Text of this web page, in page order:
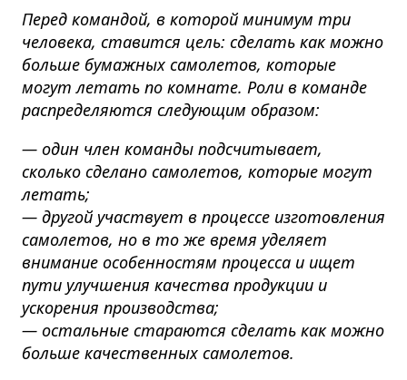
Перед командой, в которой минимум три
человека, ставится цель: сделать как можно
больше бумажных самолетов, которые
могут летать по комнате. Роли в команде
распределяются следующим образом:
— один член команды подсчитывает,
сколько сделано самолетов, которые могут
летать;
— другой участвует в процессе изготовления
самолетов, но в то же время уделяет
внимание особенностям процесса и ищет
пути улучшения качества продукции и
ускорения производства;
— остальные стараются сделать как можно
больше качественных самолетов.